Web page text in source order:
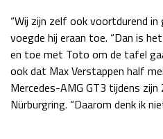
“Wij zijn zelf ook voortdurend in
voegde hij eraan toe. “Dan is
en toe met Toto om de tafel
ook dat Max Verstappen half
Mercedes-AMG GT3 tijdens
Nürburgring. “Daarom denk ik